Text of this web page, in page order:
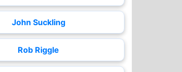
John Suckling
Rob Riggle